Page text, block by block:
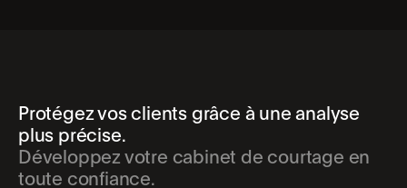
Protégez vos clients grâce à une analyse
plus précise.
Développez votre cabinet de courtage en
toute confiance.